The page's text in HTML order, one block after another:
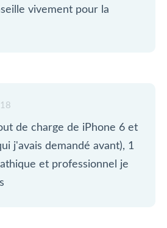
vivement pour la
de charge de iPhone 6 et
j'avais demandé avant), 1
et professionnel je